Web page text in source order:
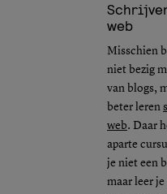
web
Misschien
niet bezig
van blogs,
beter leren
web. Daar
aparte
je niet een
maar leer